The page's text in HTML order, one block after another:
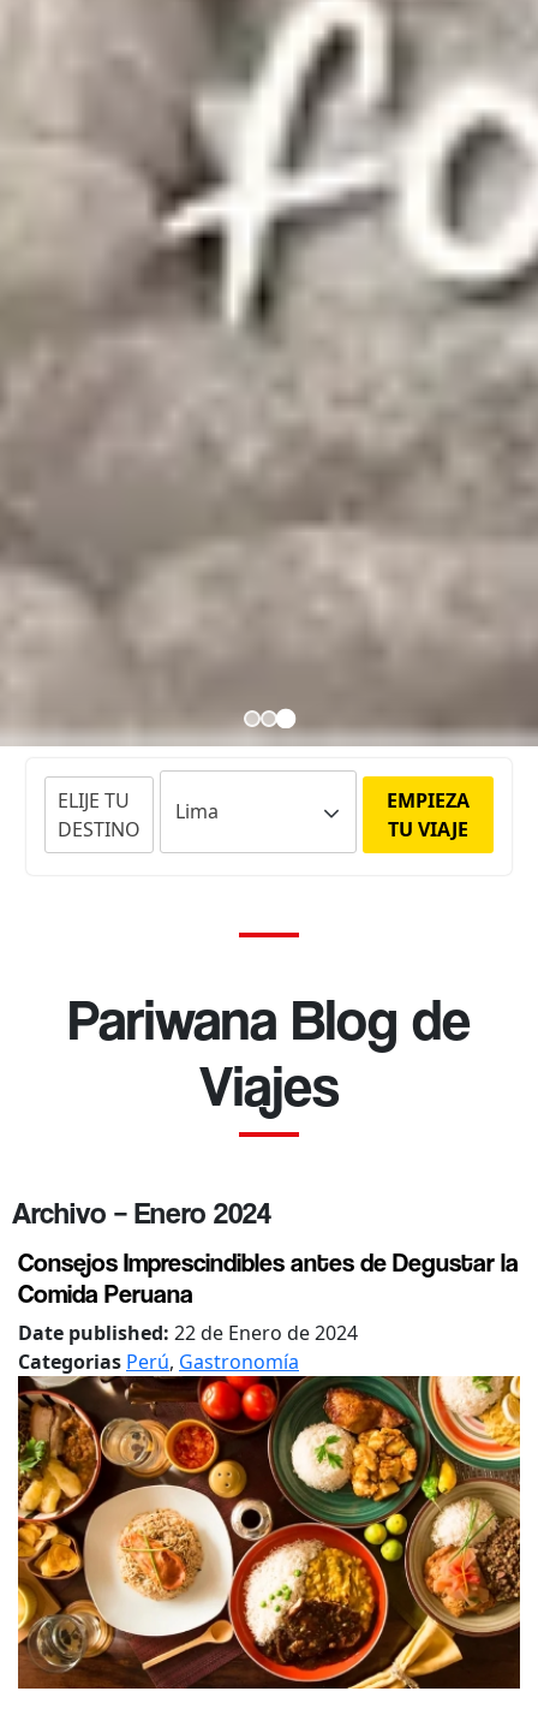
ELIJE TU
DESTINO
EMPIEZA
TU VIAJE
Pariwana Blog de
Viajes
Archivo – Enero 2024
Consejos Imprescindibles antes de Degustar la
Comida Peruana
Date published: 22 de Enero de 2024
Categorias Perú, Gastronomía